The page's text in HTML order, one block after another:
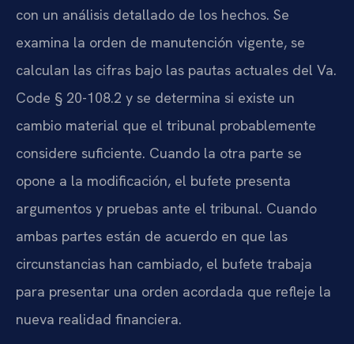
con un análisis detallado de los hechos. Se
examina la orden de manutención vigente, se
calculan las cifras bajo las pautas actuales del Va.
Code § 20-108.2 y se determina si existe un
cambio material que el tribunal probablemente
considere suficiente. Cuando la otra parte se
opone a la modificación, el bufete presenta
argumentos y pruebas ante el tribunal. Cuando
ambas partes están de acuerdo en que las
circunstancias han cambiado, el bufete trabaja
para presentar una orden acordada que refleje la
nueva realidad financiera.